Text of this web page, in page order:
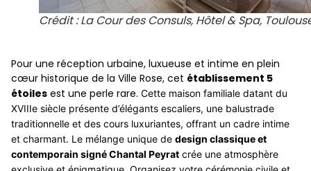
Crédit : La Cour des Consuls, Hôtel & Spa,
Pour une réception urbaine, luxueuse et intime en plein
cœur historique de la Ville Rose, cet établissement 5
étoiles est une perle rare. Cette maison familiale datant du
XVIIIe siècle présente d’élégants escaliers, une balustrade
traditionnelle et des cours luxuriantes, offrant un cadre intime
et charmant. Le mélange unique de design classique et
contemporain signé Chantal Peyrat crée une atmosphère